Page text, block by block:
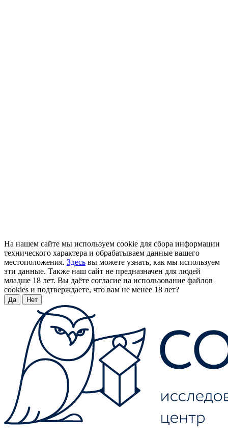
На нашем сайте мы используем cookie для сбора информации
технического характера и обрабатываем данные вашего
местоположения. Здесь вы можете узнать, как мы используем
эти данные. Также наш сайт не предназначен для людей
младше 18 лет. Вы даёте согласие на использование файлов
cookies и подтверждаете, что вам не менее 18 лет?
Да Нет